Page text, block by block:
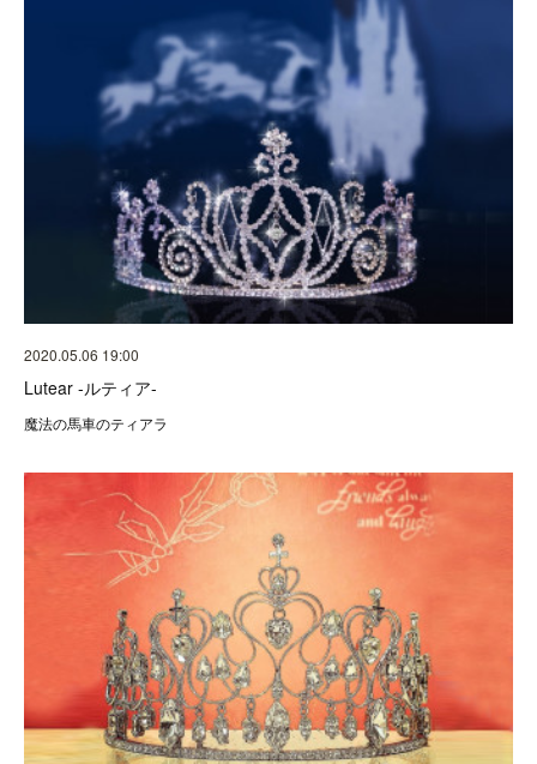
2020.05.06 19:00
Lutear -ルティア-
魔法の馬車のティアラ